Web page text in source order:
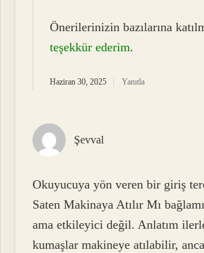
Önerilerinizin bazılarına
teşekkür ederim.
Haziran 30, 2025 Yanıtla
Şevval
Okuyucuya yön veren bir giriş
Saten Makinaya Atılır Mı
ama etkileyici değil. Anlatım
kumaşlar makineye atılabilir,